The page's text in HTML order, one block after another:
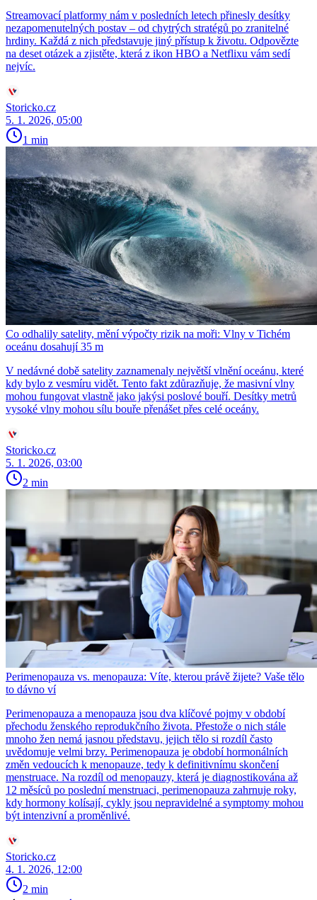
Streamovací platformy nám v posledních letech přinesly desítky
nezapomenutelných postav – od chytrých stratégů po zranitelné
hrdiny. Každá z nich představuje jiný přístup k životu. Odpovězte
na deset otázek a zjistěte, která z ikon HBO a Netflixu vám sedí
nejvíc.
Storicko.cz
5. 1. 2026, 05:00
1 min
Co odhalily satelity, mění výpočty rizik na moři: Vlny v Tichém
oceánu dosahují 35 m
V nedávné době satelity zaznamenaly největší vlnění oceánu, které
kdy bylo z vesmíru vidět. Tento fakt zdůrazňuje, že masivní vlny
mohou fungovat vlastně jako jakýsi poslové bouří. Desítky metrů
vysoké vlny mohou sílu bouře přenášet přes celé oceány.
Storicko.cz
5. 1. 2026, 03:00
2 min
Perimenopauza vs. menopauza: Víte, kterou právě žijete? Vaše tělo
to dávno ví
Perimenopauza a menopauza jsou dva klíčové pojmy v období
přechodu ženského reprodukčního života. Přestože o nich stále
mnoho žen nemá jasnou představu, jejich tělo si rozdíl často
uvědomuje velmi brzy. Perimenopauza je období hormonálních
změn vedoucích k menopauze, tedy k definitivnímu skončení
menstruace. Na rozdíl od menopauzy, která je diagnostikována až
12 měsíců po poslední menstruaci, perimenopauza zahrnuje roky,
kdy hormony kolísají, cykly jsou nepravidelné a symptomy mohou
být intenzivní a proměnlivé.
Storicko.cz
4. 1. 2026, 12:00
2 min